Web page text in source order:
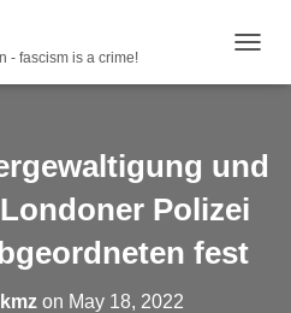
- fascism is a crime!
und
Polizei
fest
on May 18, 2022